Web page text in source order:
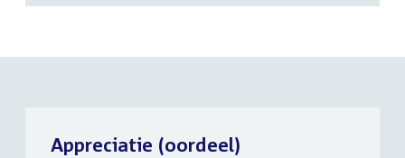
Appreciatie (oordeel)